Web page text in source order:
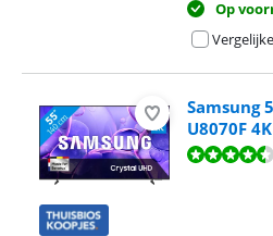
Op
Samsung
U8070F
Beoordeling is 8,9 van de 10,